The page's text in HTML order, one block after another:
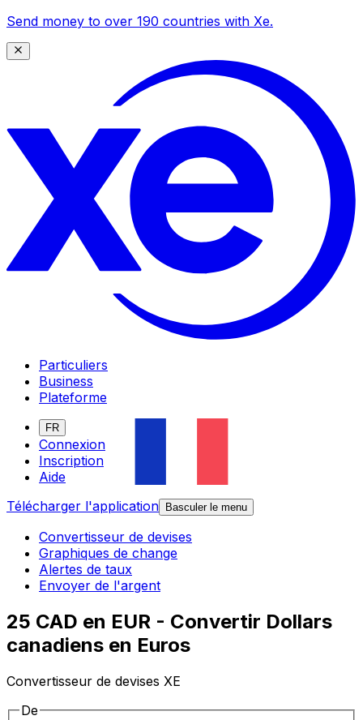
Send money to over 190 countries with Xe.
Particuliers
Business
Plateforme
FR
Connexion
Inscription
Aide
Télécharger l'application
Basculer le menu
Convertisseur de devises
Graphiques de change
Alertes de taux
Envoyer de l'argent
25 CAD en EUR - Convertir Dollars
canadiens en Euros
Convertisseur de devises XE
De